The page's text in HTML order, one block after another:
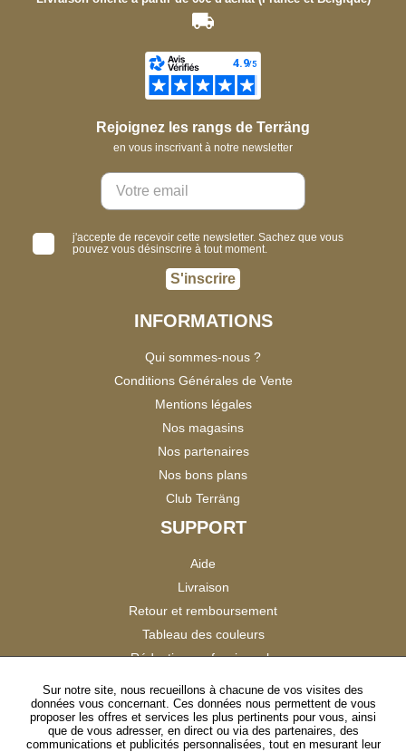
Rejoignez les rangs de Terräng
en vous inscrivant à notre newsletter
j'accepte de recevoir cette newsletter. Sachez que vous
pouvez vous désinscrire à tout moment.
S'inscrire
INFORMATIONS
Qui sommes-nous ?
Conditions Générales de Vente
Mentions légales
Nos magasins
Nos partenaires
Nos bons plans
Club Terräng
SUPPORT
Aide
Livraison
Retour et remboursement
Tableau des couleurs
Réduction professionnels
Catalogues
Satisfaction Clients
Sur notre site, nous recueillons à chacune de vos visites des
données vous concernant. Ces données nous permettent de vous
proposer les offres et services les plus pertinents pour vous, ainsi
que de vous adresser, en direct ou via des partenaires, des
communications et publicités personnalisées, tout en mesurant leur